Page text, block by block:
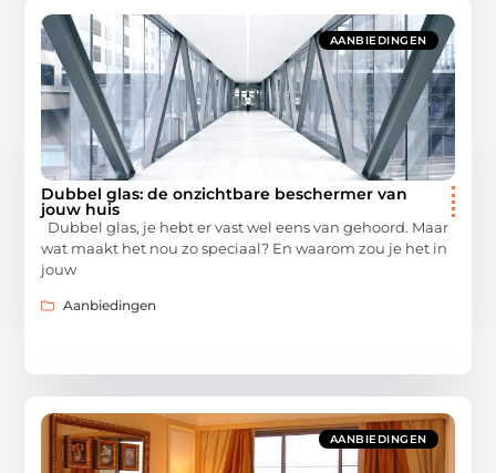
AANBIEDINGEN
Dubbel glas: de onzichtbare beschermer van
jouw huis
Dubbel glas, je hebt er vast wel eens van gehoord. Maar
wat maakt het nou zo speciaal? En waarom zou je het in
jouw
Aanbiedingen
AANBIEDINGEN